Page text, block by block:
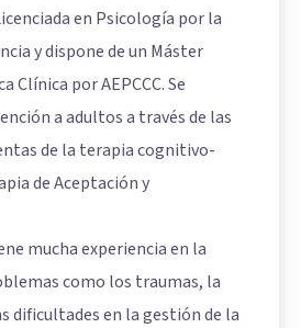
en Psicología por la
y dispone de un Máster
Clínica por AEPCCC. Se
a adultos a través de las
de la terapia cognitivo-
de Aceptación y
mucha experiencia en la
como los traumas, la
dificultades en la gestión de la